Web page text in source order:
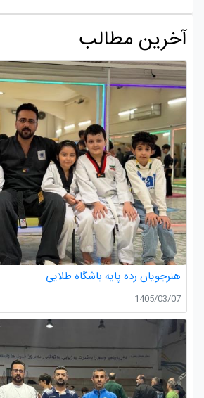
آخرین مطالب
هنرجویان رده پایه باشگاه طلایی
1405/03/07